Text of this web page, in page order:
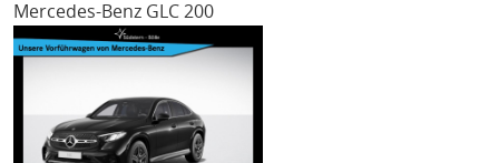
Mercedes-Benz GLC 200